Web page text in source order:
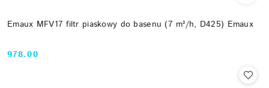
Emaux MFV17 filtr piaskowy do basenu (7 m³/h, D425) Emaux
Cena:
978.00